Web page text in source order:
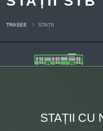
TRASEE STAȚII
STAȚII CU